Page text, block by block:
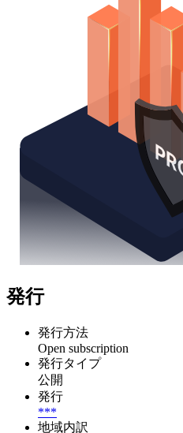
発行
発行方法
Open subscription
発行タイプ
公開
発行
***
地域内訳